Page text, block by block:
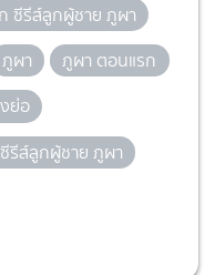
ซีรีส์ลูกผู้ชาย ภูผา
ภูผา
ภูผา ตอนแรก
ย่อ
รีส์ลูกผู้ชาย ภูผา